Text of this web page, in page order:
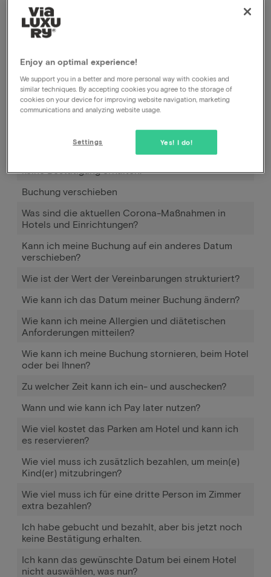
Wie kann ich meine Buchung stornieren, beim Hotel
oder bei Ihnen?
Wie kann ich das Datum meiner Buchung ändern?
Wie funktioniert Pay later?
Ich habe gebucht und bezahlt, aber bis jetzt noch
keine Bestätigung erhalten.
Buchung verschieben
Was sind die aktuellen Corona-Maßnahmen in
Hotels und Einrichtungen?
Kann ich meine Buchung auf ein anderes Datum
verschieben?
Wie ist der Wert der Vereinbarungen strukturiert?
Wie kann ich das Datum meiner Buchung ändern?
Wie kann ich meine Allergien und diätetischen
Anforderungen mitteilen?
Wie kann ich meine Buchung stornieren, beim Hotel
oder bei Ihnen?
Zu welcher Zeit kann ich ein- und auschecken?
Wann und wie kann ich Pay later nutzen?
Wie viel kostet das Parken am Hotel und kann ich
es reservieren?
Wie viel muss ich zusätzlich bezahlen, um mein(e)
Kind(er) mitzubringen?
Wie viel muss ich für eine dritte Person im Zimmer
extra bezahlen?
Ich habe gebucht und bezahlt, aber bis jetzt noch
keine Bestätigung erhalten.
Ich kann das gewünschte Datum bei einem Hotel
nicht auswählen, was nun?
Parken auch im Paket inbegriffen, in diesem Fall
zahlen Sie nie etwas extra.
Enjoy an optimal experience!
We support you in a better and more personal way with cookies and
similar techniques. By accepting cookies you agree to the storage of
cookies on your device for improving website navigation, marketing
communications and analyzing website usage.
Yes! I do!
Settings